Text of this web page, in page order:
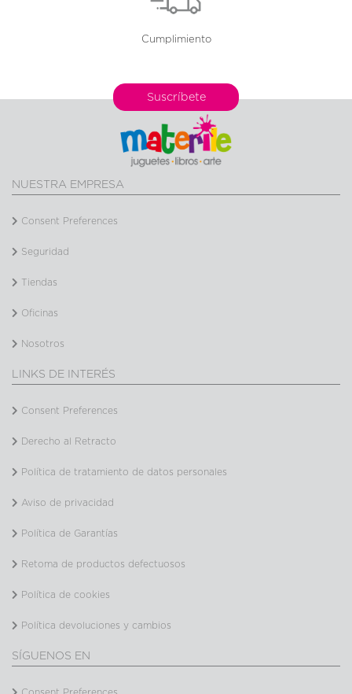
Cumplimiento
Suscríbete
NUESTRA EMPRESA
Consent Preferences
Seguridad
Tiendas
Oficinas
Nosotros
LINKS DE INTERÉS
Consent Preferences
Derecho al Retracto
Política de tratamiento de datos personales
Aviso de privacidad
Política de Garantías
Retoma de productos defectuosos
Política de cookies
Política devoluciones y cambios
SÍGUENOS EN